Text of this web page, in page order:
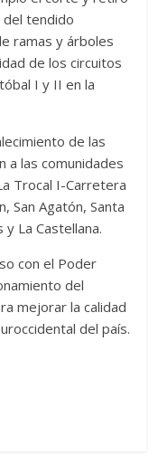
del tendido
ramas y árboles
de los circuitos
I y II en la
de las
a las comunidades
Trocal I-Carretera
San Agatón, Santa
La Castellana.
con el Poder
del
mejorar la calidad
del país.